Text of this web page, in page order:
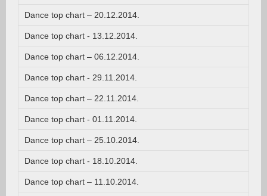
Dance top chart – 20.12.2014.
Dance top chart - 13.12.2014.
Dance top chart – 06.12.2014.
Dance top chart - 29.11.2014.
Dance top chart – 22.11.2014.
Dance top chart - 01.11.2014.
Dance top chart – 25.10.2014.
Dance top chart - 18.10.2014.
Dance top chart – 11.10.2014.